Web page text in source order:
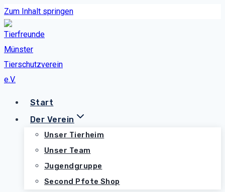
Zum Inhalt springen
Start
Der Verein
Unser Tierheim
Unser Team
Jugendgruppe
Second Pfote Shop